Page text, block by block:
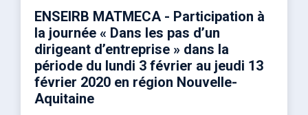
ENSEIRB MATMECA - Participation à
la journée « Dans les pas d’un
dirigeant d’entreprise » dans la
période du lundi 3 février au jeudi 13
février 2020 en région Nouvelle-
Aquitaine